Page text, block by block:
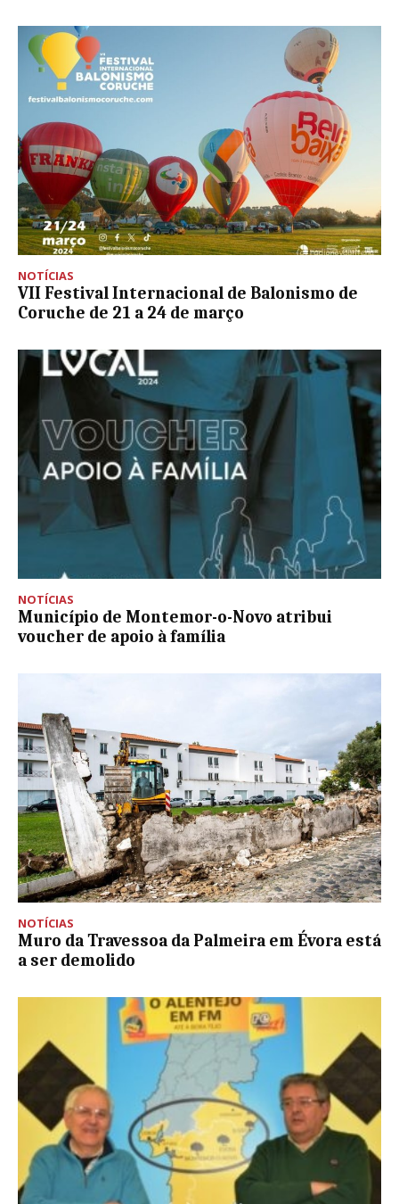
NOTÍCIAS
VII Festival Internacional de Balonismo de
Coruche de 21 a 24 de março
NOTÍCIAS
Município de Montemor-o-Novo atribui
voucher de apoio à família
NOTÍCIAS
Muro da Travessoa da Palmeira em Évora está
a ser demolido